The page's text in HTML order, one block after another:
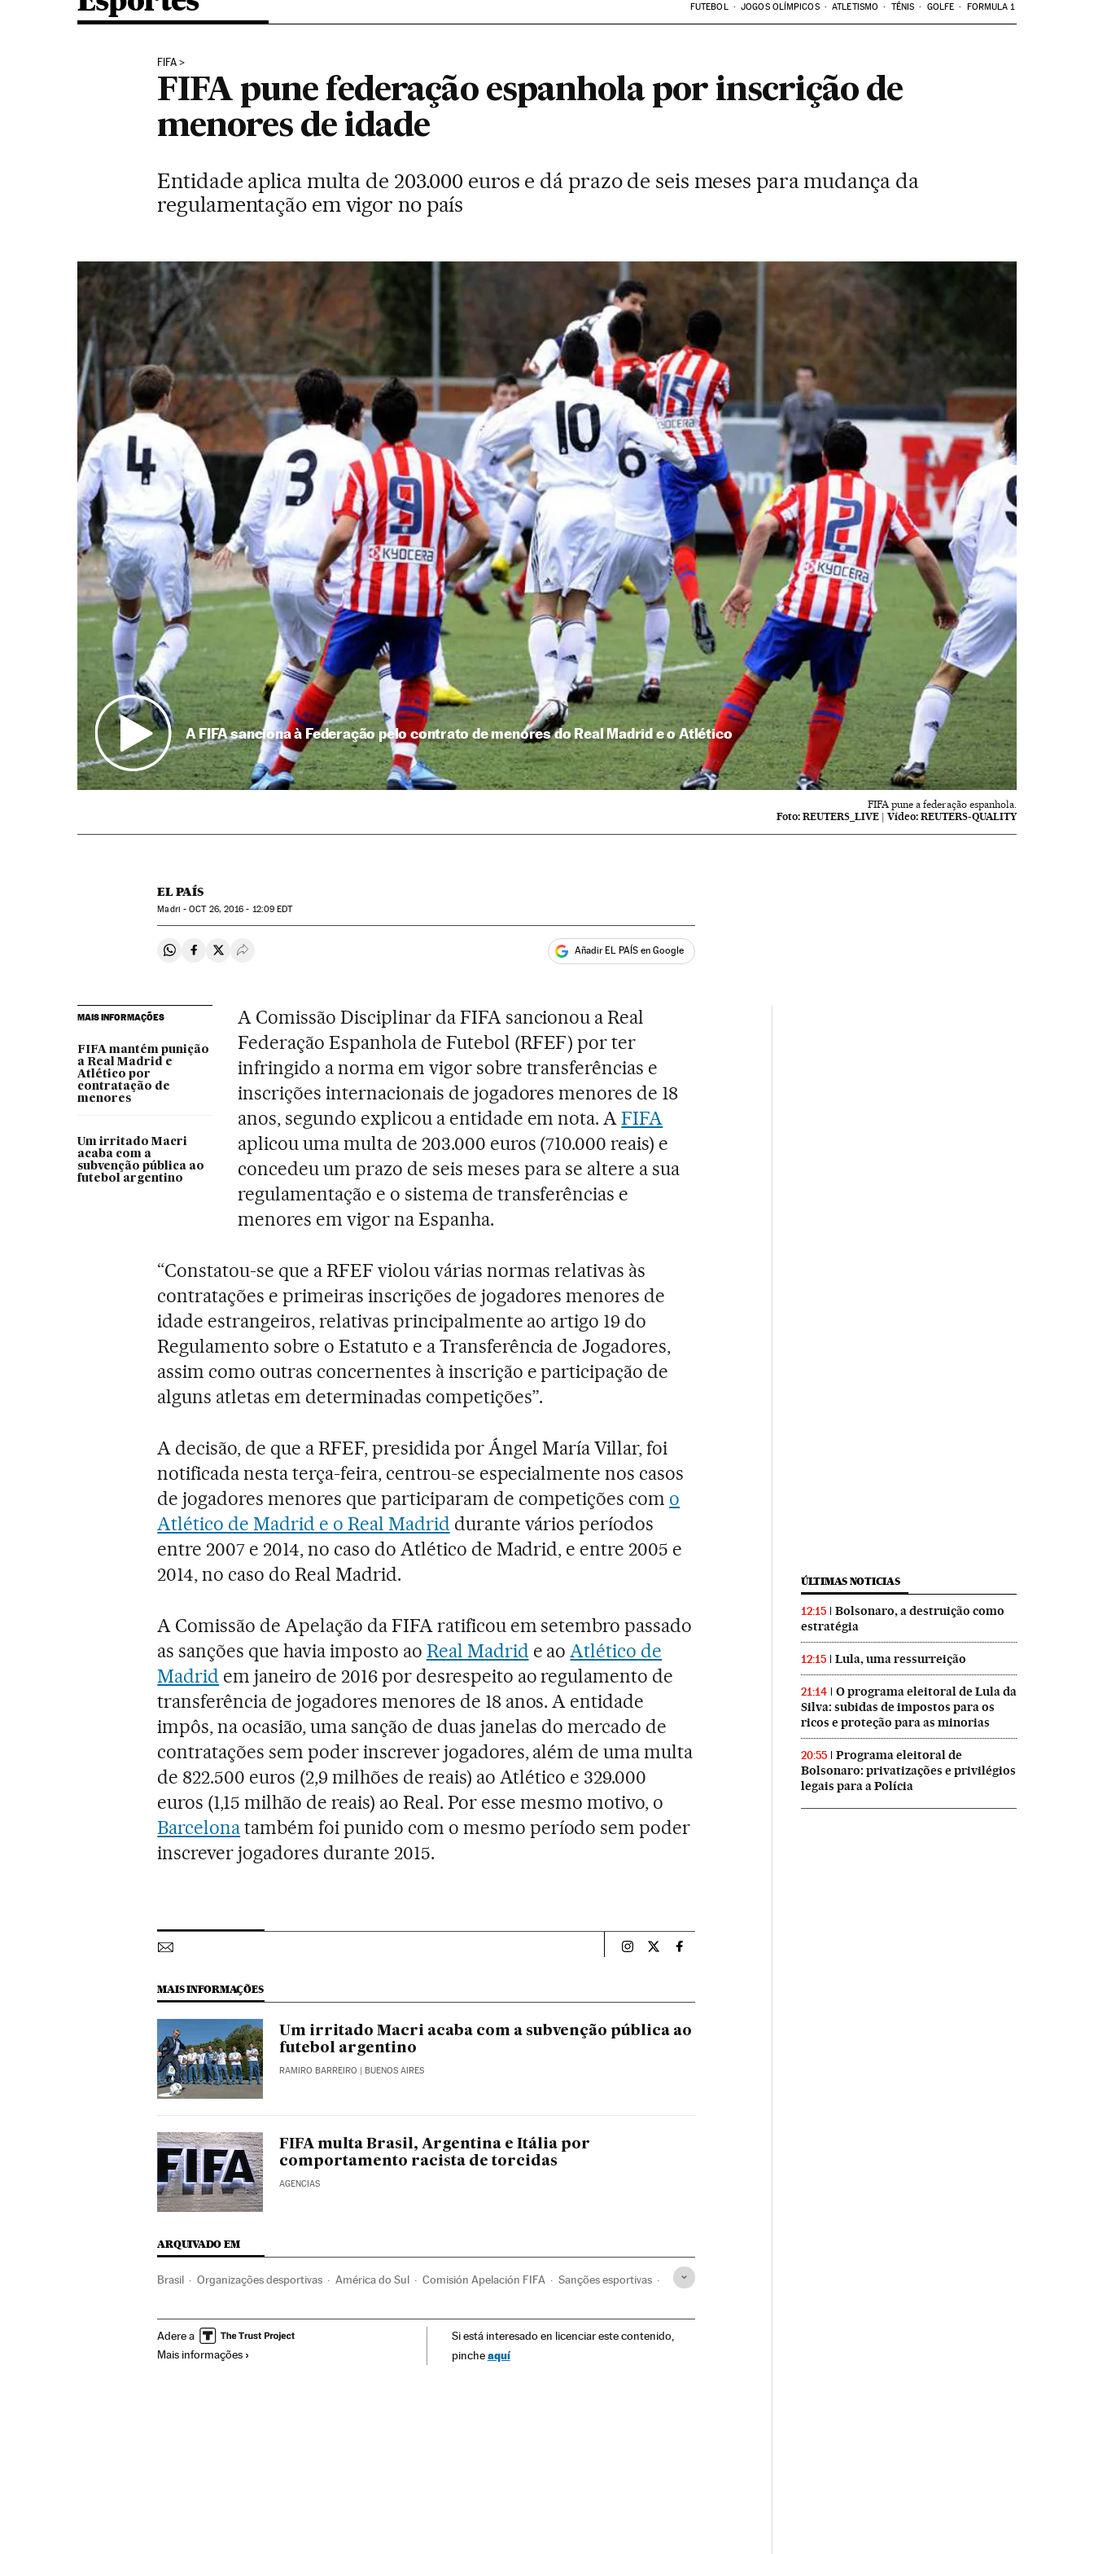
FUTEBOL JOGOS OLÍMPICOS ATLETISMO TÊNIS GOLFE FORMULA 1
FIFA
FIFA pune federação espanhola por inscrição de
menores de idade
Entidade aplica multa de 203.000 euros e dá prazo de seis meses para mudança da
regulamentação em vigor no país
A FIFA sanciona à Federação pelo contrato de menores do Real Madrid e o Atlético
FIFA pune a federação espanhola.
Foto: REUTERS_LIVE |Vídeo: REUTERS-QUALITY
EL PAÍS
Madri -OCT26, 2016 - 12:09 EDT
Compartir en Whatsapp
Compartir en Facebook
Compartir en Twitter
Desplegar Redes Sociales Añadir EL PAÍS en Google
MAIS INFORMAÇÕES
FIFA mantém punição
a Real Madrid e
Atlético por
contratação de
menores
Um irritado Macri
acaba com a
subvenção pública ao
futebol argentino
A Comissão Disciplinar da FIFA sancionou a Real
Federação Espanhola de Futebol (RFEF) por ter
infringido a norma em vigor sobre transferências e
inscrições internacionais de jogadores menores de 18
anos, segundo explicou a entidade em nota. AFIFA
aplicou uma multa de 203.000 euros (710.000 reais) e
concedeu um prazo de seis meses para se altere a sua
regulamentação e o sistema de transferências e
menores em vigor na Espanha.
“Constatou-se que a RFEF violou várias normas relativas às
contratações e primeiras inscrições de jogadores menores de
idade estrangeiros, relativas principalmente ao artigo 19 do
Regulamento sobre o Estatuto e a Transferência de Jogadores,
assim como outras concernentes à inscrição e participação de
alguns atletas em determinadas competições”.
A decisão, de que a RFEF, presidida por Ángel María Villar, foi
notificada nesta terça-feira, centrou-se especialmente nos casos
de jogadores menores que participaram de competições com o
Atlético de Madrid e o Real Madrid durante vários períodos
entre 2007 e 2014, no caso do Atlético de Madrid, e entre 2005 e
2014, no caso do Real Madrid.
A Comissão de Apelação da FIFA ratificou em setembro passado
as sanções que havia imposto ao Real Madrid e aoAtlético de
Madrid em janeiro de 2016 por desrespeito ao regulamento de
transferência de jogadores menores de 18 anos. A entidade
impôs, na ocasião, uma sanção de duas janelas do mercado de
contratações sem poder inscrever jogadores, além de uma multa
de 822.500 euros (2,9 milhões de reais) ao Atlético e 329.000
euros (1,15 milhão de reais) ao Real. Por esse mesmo motivo, o
Barcelonatambém foi punido com o mesmo período sem poder
inscrever jogadores durante 2015.
Esportes El País Brasil en Instagram
Esportes El País Brasil en Twitter
Esportes El País Brasil en Facebook
MAIS INFORMAÇÕES
Um irritado Macri acaba com a subvenção pública ao
futebol argentino
RAMIRO BARREIRO | BUENOS AIRES
FIFA multa Brasil, Argentina e Itália por
comportamento racista de torcidas
AGENCIAS
ARQUIVADO EM
Brasil Organizações desportivas América do Sul Comisión Apelación FIFA Sanções esportivas
Futebol América Latina
Adere a
Mais informações
Si está interesado en licenciar este contenido,
pincheaquí
ÚLTIMAS NOTICIAS
12:15
Bolsonaro, a destruição como
estratégia
12:15 Lula, uma ressurreição
21:14
O programa eleitoral de Lula da
Silva: subidas de impostos para os
ricos e proteção para as minorias
20:55
Programa eleitoral de
Bolsonaro: privatizações e privilégios
legais para a Polícia